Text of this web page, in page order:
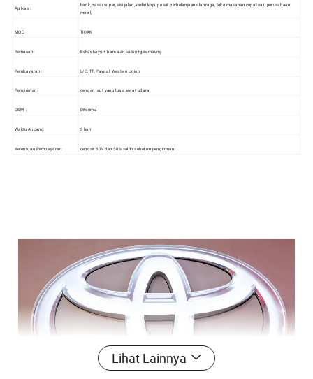
Aplikasi:
bank, pasar super, sisi jalan, kedai kopi, pusat perbelanjaan olahraga, toko makanan cepat saji, perusahaan
mobil,
MOQ TIDAK
Kemasan: Bekas kayu + bantalan katun+gelembung
Pembayaran : L/C, TT, Paypal, Western Union
Pengiriman: dengan laut yang luas, lewat udara
OEM : Diterima
Waktu Ancang: 3 hari
Ketentuan Pembayaran: deposit 50% dan 50% saldo sebelum pengiriman
Lihat Lainnya